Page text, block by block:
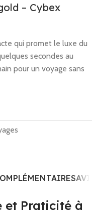
– Cybex
qui promet le luxe du
secondes au
pour un voyage sans
et Praticité à